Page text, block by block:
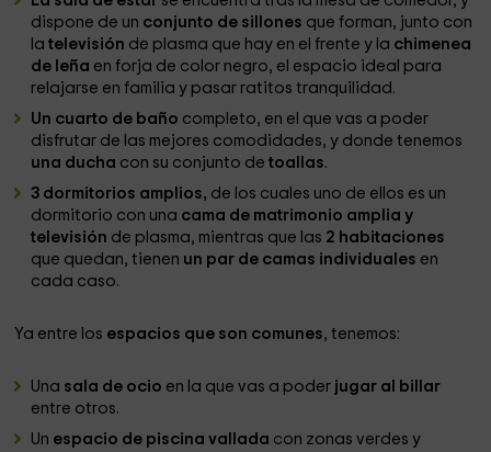
dispone de un conjunto de sillones que forman, junto con
latelevisión de plasma que hay en el frente y la chimenea
de leña en forja de color negro, el espacio ideal para
relajarse en familia y pasar ratitos tranquilidad.
Un cuarto de baño completo, en el que vas a poder
disfrutar de las mejores comodidades, y donde tenemos
una ducha con su conjunto detoallas.
3 dormitorios amplios, de los cuales uno de ellos es un
dormitorio con una cama de matrimonio amplia y
televisión de plasma, mientras que las 2 habitaciones
que quedan, tienen un par de camas individuales en
cada caso.
Ya entre los espacios que son comunes, tenemos:
Una sala de ocio en la que vas a poder jugar al billar
entre otros.
Un espacio de piscina vallada con zonas verdes y